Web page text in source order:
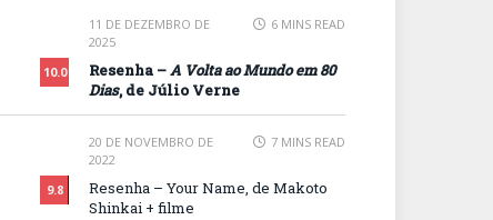
10.0
11 DE DEZEMBRO DE
2025
6 MINS READ
Resenha –A Volta ao Mundo em 80
Dias, de Júlio Verne
9.8
20 DE NOVEMBRO DE
2022
7 MINS READ
Resenha – Your Name, de Makoto
Shinkai + filme